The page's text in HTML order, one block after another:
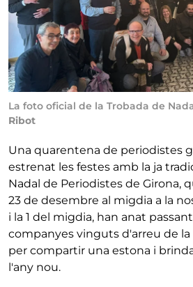
La foto oficial de la Trobada de
Ribot
Una quarentena de periodistes
estrenat les festes amb la ja
Nadal de Periodistes de Girona,
23 de desembre al migdia a la
i la 1 del migdia, han anat
companyes vinguts d'arreu de
per compartir una estona i
l'any nou.